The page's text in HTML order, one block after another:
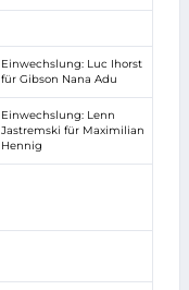
Einwechslung: Luc Ihorst
für Gibson Nana Adu
Einwechslung: Lenn
Jastremski für Maximilian
Hennig